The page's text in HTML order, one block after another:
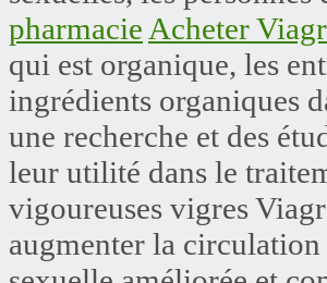
pharmacie Acheter
qui est organique, les
ingrédients organiques
une recherche et des
leur utilité dans le
vigoureuses vigres
augmenter la